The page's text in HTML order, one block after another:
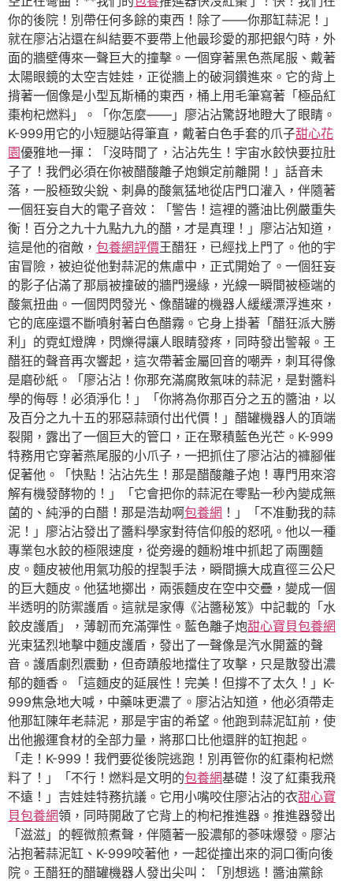
你的後院！別帶任何多餘的東西！除了——你那缸蒜泥！」
就在廖沾沾還在糾結要不要帶上他最珍愛的那把銀勺時，外
面的牆壁傳來一聲巨大的撞擊。一個穿著黑色燕尾服、戴著
太陽眼鏡的太空吉娃娃，正從牆上的破洞鑽進來。它的背上
揹著一個像是小型瓦斯桶的東西，桶上用毛筆寫著「極品紅
棗枸杞燃料」。「你怎麼——」廖沾沾驚訝地瞪大了眼睛。
K-999用它的小短腿站得筆直，戴著白色手套的爪子甜心花
園優雅地一揮：「沒時間了，沾沾先生！宇宙水餃快要拉肚
子了！我們必須在你被醋酸離子炮鎖定前離開！」話音未
落，一股極致尖銳、刺鼻的酸氣猛地從店門口灌入，伴隨著
一個狂妄自大的電子音效：「警告！這裡的醬油比例嚴重失
衡！百分之九十九點九九的醋，才是真理！」廖沾沾知道，
這是他的宿敵， 包養網評價王醋狂，已經找上門了。他的宇
宙冒險，被迫從他對蒜泥的焦慮中，正式開始了。一個狂妄
的影子佔滿了那扇被撞破的牆門邊緣，光線一瞬間被極端的
酸氣扭曲。一個閃閃發光、像醋罐的機器人緩緩漂浮進來，
它的底座還不斷噴射著白色醋霧。它身上掛著「醋狂派大勝
利」的霓虹燈牌，閃爍得讓人眼睛發疼，同時發出警報。王
醋狂的聲音再次響起，這次帶著金屬回音的嘲弄，刺耳得像
是磨砂紙。「廖沾沾！你那充滿腐敗氣味的蒜泥，是對醬料
學的侮辱！必須淨化！」「你將為你那百分之五的醬油，以
及百分之九十五的邪惡蒜頭付出代價！」醋罐機器人的頂端
裂開，露出了一個巨大的管口，正在聚積藍色光芒。K-999
特務用它穿著燕尾服的小爪子，一把抓住了廖沾沾的褲腳催
促著他。「快點！沾沾先生！那是醋酸離子炮！專門用來溶
解有機發酵物的！」「它會把你的蒜泥在零點一秒內變成無
菌的、純淨的白醋！那是浩劫啊包養網 ！」「不准動我的蒜
泥！」廖沾沾發出了醬料學家對待信仰般的怒吼。他以一種
專業包水餃的極限速度，從旁邊的麵粉堆中抓起了兩團麵
皮。麵皮被他用氣功般的捏製手法，瞬間擴大成直徑三公尺
的巨大麵皮。他猛地擲出，兩張麵皮在空中交疊，變成一個
半透明的防禦護盾。這就是家傳《沾醬秘笈》中記載的「水
餃皮護盾」，薄韌而充滿彈性。藍色離子炮甜心寶貝包養網
光束猛烈地擊中麵皮護盾，發出了一聲像是汽水開蓋的聲
音。護盾劇烈震動，但奇蹟般地擋住了攻擊，只是散發出濃
郁的麵香。「這麵皮的延展性！完美！但撐不了太久！」K-
999焦急地大喊，中藥味更濃了。廖沾沾知道，他必須帶走
他那缸陳年老蒜泥，那是宇宙的希望。他跑到蒜泥缸前，使
出他搬運食材的全部力量，將那口比他還胖的缸抱起。
「走！K-999！我們要從後院逃跑！別再管你的紅棗枸杞燃
料了！」「不行！燃料是文明的包養網基礎！沒了紅棗我飛
不遠！」吉娃娃特務抗議。它用小嘴咬住廖沾沾的衣甜心寶
貝包養網領，同時開啟了它背上的枸杞推進器。推進器發出
「滋滋」的輕微煎煮聲，伴隨著一股濃郁的蔘味爆發。廖沾
沾抱著蒜泥缸、K-999咬著他，一起從撞出來的洞口衝向後
院。王醋狂的醋罐機器人發出尖叫：「別想逃！醬油黨餘